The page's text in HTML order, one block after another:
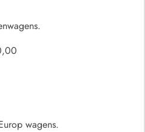
wagens.